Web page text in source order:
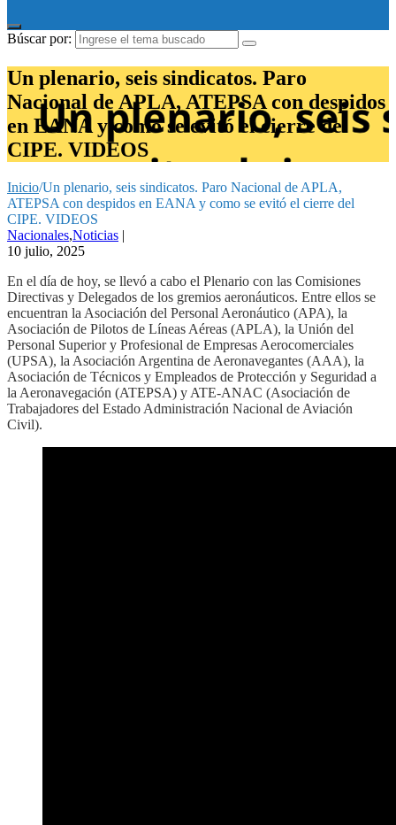
Búscar por:
Un plenario, seis sindicatos. Paro
Nacional de APLA, ATEPSA con despidos
en EANA y como se evitó el cierre del
CIPE. VIDEOS
Inicio/Un plenario, seis sindicatos. Paro Nacional de APLA,
ATEPSA con despidos en EANA y como se evitó el cierre del
CIPE. VIDEOS
Nacionales,Noticias |
10 julio, 2025
En el día de hoy, se llevó a cabo el Plenario con las Comisiones
Directivas y Delegados de los gremios aeronáuticos. Entre ellos se
encuentran la Asociación del Personal Aeronáutico (APA), la
Asociación de Pilotos de Líneas Aéreas (APLA), la Unión del
Personal Superior y Profesional de Empresas Aerocomerciales
(UPSA), la Asociación Argentina de Aeronavegantes (AAA), la
Asociación de Técnicos y Empleados de Protección y Seguridad a
la Aeronavegación (ATEPSA) y ATE-ANAC (Asociación de
Trabajadores del Estado­ Administración Nacional de Aviación
Civil).